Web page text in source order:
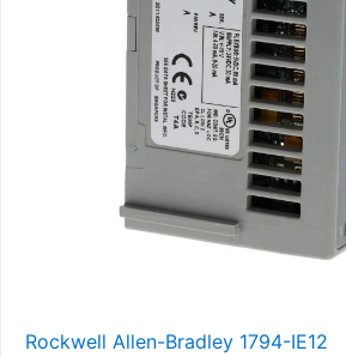
Rockwell Allen-Bradley 1794-IE12